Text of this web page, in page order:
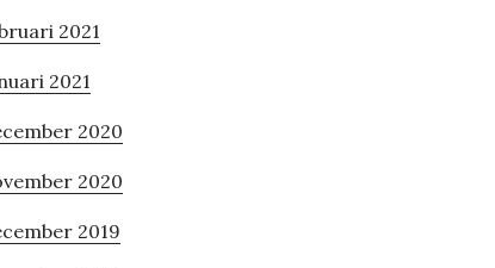
2021
2021
2020
2020
2019